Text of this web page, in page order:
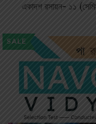
একাদশ রসায়ন- ১১
SALE